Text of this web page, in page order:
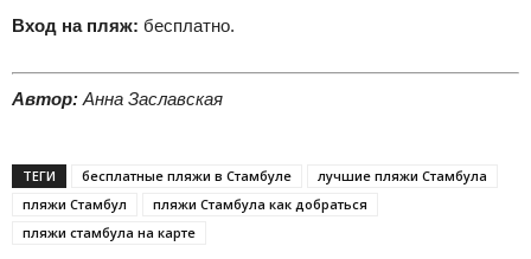
Вход на пляж: бесплатно.
Автор: Анна Заславская
ТЕГИ бесплатные пляжи в Стамбуле
лучшие пляжи Стамбула
пляжи Стамбул
пляжи Стамбула как добраться
пляжи стамбула на карте